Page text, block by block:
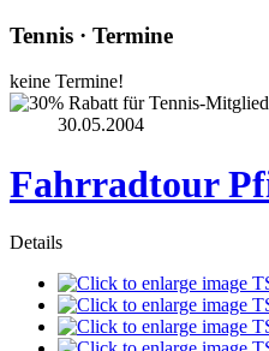
Tennis · Termine
keine Termine!
30.05.2004
Fahrradtour
Details